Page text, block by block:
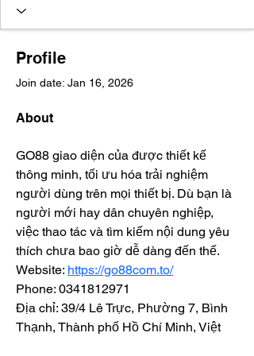
Profile
Join date: Jan 16, 2026
About
GO88 giao diện của được thiết kế
thông minh, tối ưu hóa trải nghiệm
người dùng trên mọi thiết bị. Dù bạn là
người mới hay dân chuyên nghiệp,
việc thao tác và tìm kiếm nội dung yêu
thích chưa bao giờ dễ dàng đến thế.
Website: https://go88com.to/
Phone: 0341812971
Địa chỉ: 39/4 Lê Trực, Phường 7, Bình
Thạnh, Thành phố Hồ Chí Minh, Việt